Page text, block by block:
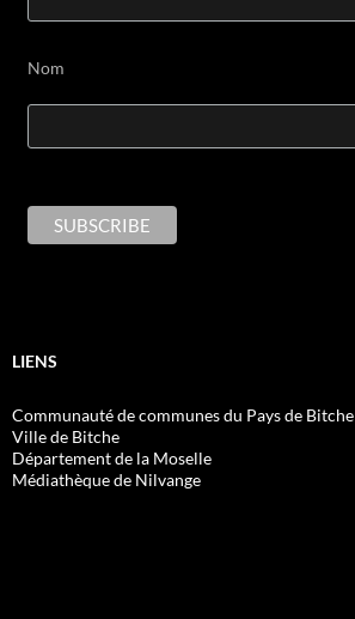
Nom
LIENS
Communauté de communes du Pays de Bitche
Ville de Bitche
Département de la Moselle
Médiathèque de Nilvange